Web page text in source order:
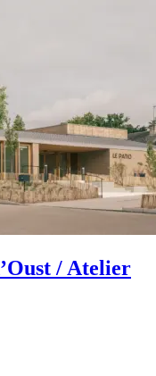
/ Atelier